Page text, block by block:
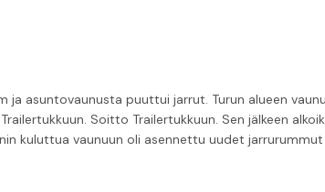
ja asuntovaunusta puuttui jarrut. Turun alueen
Soitto Trailertukkuun. Sen jälkeen
kuluttua vaunuun oli asennettu uudet
pohjoisen matkailijalle😊”